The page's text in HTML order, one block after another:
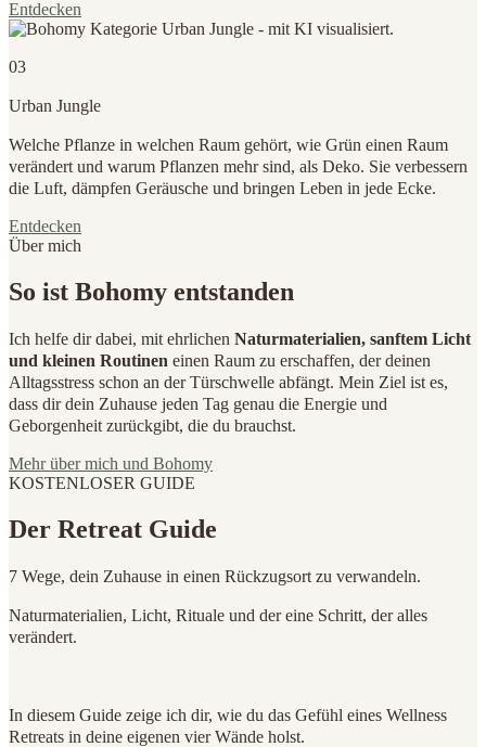
Entdecken
03
Urban Jungle
Welche Pflanze in welchen Raum gehört, wie Grün einen Raum
verändert und warum Pflanzen mehr sind, als Deko. Sie verbessern
die Luft, dämpfen Geräusche und bringen Leben in jede Ecke.
Entdecken
Über mich
So ist Bohomy entstanden
Ich helfe dir dabei, mit ehrlichen Naturmaterialien, sanftem Licht
und kleinen Routinen einen Raum zu erschaffen, der deinen
Alltagsstress schon an der Türschwelle abfängt. Mein Ziel ist es,
dass dir dein Zuhause jeden Tag genau die Energie und
Geborgenheit zurückgibt, die du brauchst.
Mehr über mich und Bohomy
KOSTENLOSER GUIDE
Der Retreat Guide
7 Wege, dein Zuhause in einen Rückzugsort zu verwandeln.
Naturmaterialien, Licht, Rituale und der eine Schritt, der alles
verändert.
In diesem Guide zeige ich dir, wie du das Gefühl eines Wellness
Retreats in deine eigenen vier Wände holst.